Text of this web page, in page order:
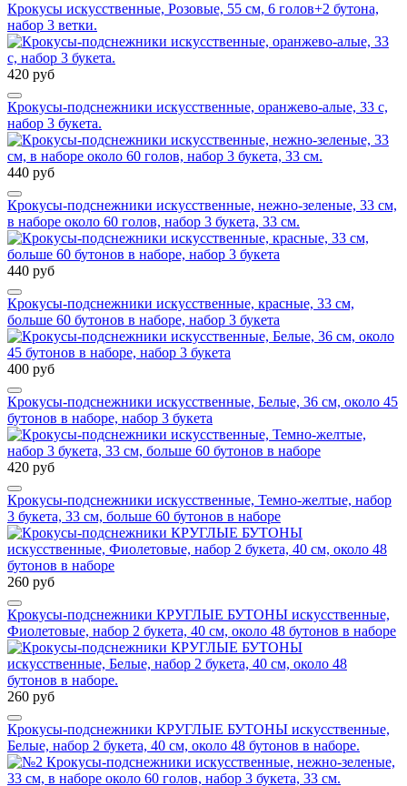
Крокусы искусственные, Розовые, 55 см, 6 голов+2 бутона,
набор 3 ветки.
420 руб
Крокусы-подснежники искусственные, оранжево-алые, 33 с,
набор 3 букета.
440 руб
Крокусы-подснежники искусственные, нежно-зеленые, 33 см,
в наборе около 60 голов, набор 3 букета, 33 см.
440 руб
Крокусы-подснежники искусственные, красные, 33 см,
больше 60 бутонов в наборе, набор 3 букета
400 руб
Крокусы-подснежники искусственные, Белые, 36 см, около 45
бутонов в наборе, набор 3 букета
420 руб
Крокусы-подснежники искусственные, Темно-желтые, набор
3 букета, 33 см, больше 60 бутонов в наборе
260 руб
Крокусы-подснежники КРУГЛЫЕ БУТОНЫ искусственные,
Фиолетовые, набор 2 букета, 40 см, около 48 бутонов в наборе
260 руб
Крокусы-подснежники КРУГЛЫЕ БУТОНЫ искусственные,
Белые, набор 2 букета, 40 см, около 48 бутонов в наборе.